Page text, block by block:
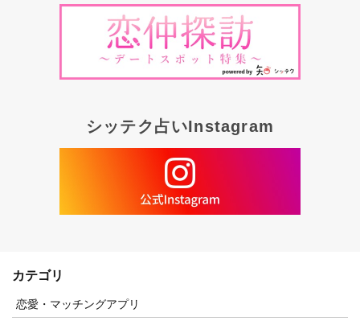
シッテク占いInstagram
カテゴリ
恋愛・マッチングアプリ